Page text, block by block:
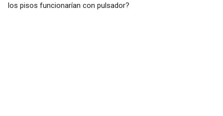
los pisos funcionarían con pulsador?